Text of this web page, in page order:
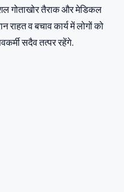
गोताखोर तैराक और मेडिकल
राहत व बचाव कार्य में लोगों को
सदैव तत्‍पर रहेंगे.